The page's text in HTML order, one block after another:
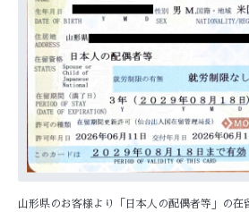
山形県のお客様より「日本人の配偶者等」の在